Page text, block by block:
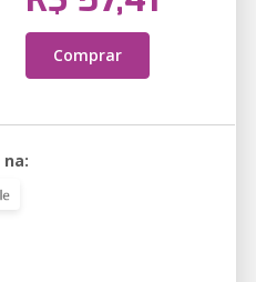
Comprar